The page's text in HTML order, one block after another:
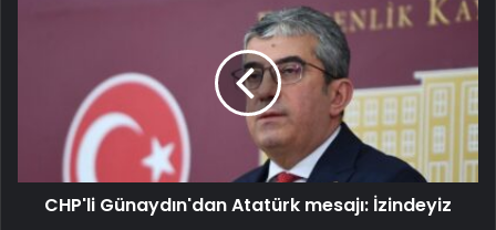
CHP'li Günaydın'dan Atatürk mesajı: İzindeyiz